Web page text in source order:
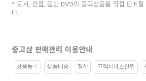
도서, 전집, 음반 DVD의 중고상품을 직접 판매할
다.
중고샵 판매관리 이용안내
상품등록 상품배송 정산 고객서비스관련